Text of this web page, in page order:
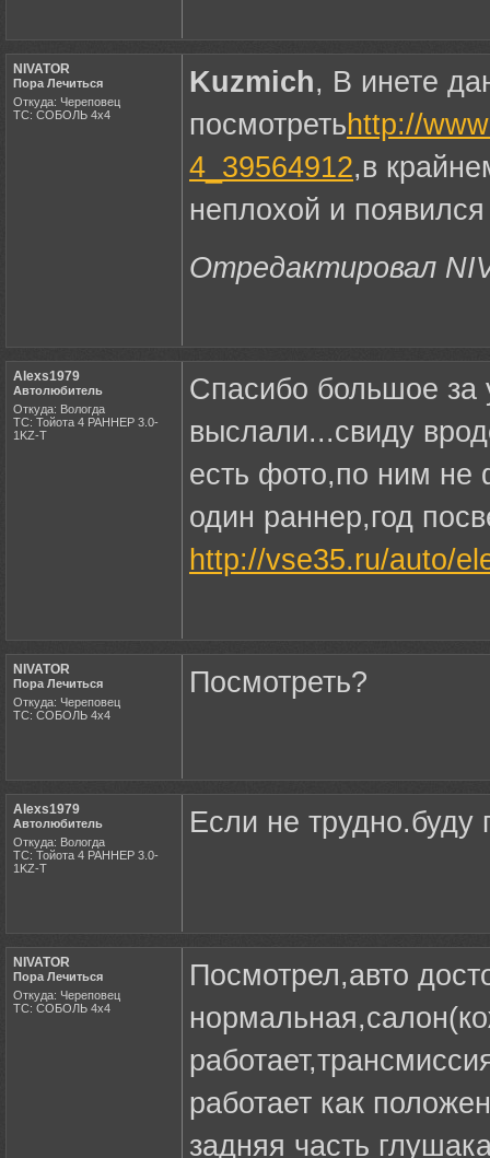
NIVATOR
Пора Лечиться
Откуда: Череповец
ТС: СОБОЛЬ 4х4
Kuzmich, В инете
посмотретьhttp://
4_39564912,в
неплохой и появился
Отредактировал
Alexs1979
Автолюбитель
Откуда: Вологда
ТС: Тойота 4 РАННЕР 3.0-
1KZ-T
Спасибо большое за
выслали...свиду
есть фото,по ним не
один раннер,год
http://vse35.ru/auto/
NIVATOR
Пора Лечиться
Откуда: Череповец
ТС: СОБОЛЬ 4х4
Посмотреть?
Alexs1979
Автолюбитель
Откуда: Вологда
ТС: Тойота 4 РАННЕР 3.0-
1KZ-T
Если не трудно.буду
NIVATOR
Пора Лечиться
Откуда: Череповец
ТС: СОБОЛЬ 4х4
Посмотрел,авто
работает как
задняя часть